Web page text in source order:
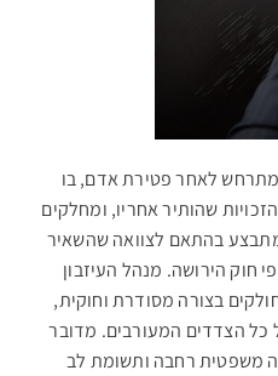
לאחר פטירת אדם, בו
שהותיר אחריו, ומחלקים
מתבצע בהתאם לצוואה שהשאיר
חוק הירושה. מנהל העיזבון
בצורה מסודרת וחוקית,
כל הצדדים המעורבים. מדובר
משפטית רחבה ותשומת לב